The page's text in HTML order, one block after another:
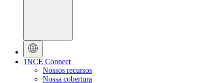
1NCE Connect
Nossos recursos
Nossa cobertura